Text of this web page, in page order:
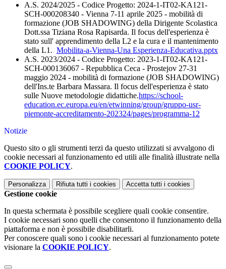
A.S. 2024/2025 - Codice Progetto: 2024-1-IT02-KA121-
SCH-000208340 - Vienna 7-11 aprile 2025 - mobilità di
formazione (JOB SHADOWING) della Dirigente Scolastica
Dott.ssa Tiziana Rosa Rapisarda. Il focus dell'esperienza è
stato sull' apprendimento della L2 e la cura e il mantenimento
della L1. Mobilita-a-Vienna-Una Esperienza-Educativa.pptx
A.S. 2023/2024 - Codice Progetto: 2023-1-IT02-KA121-
SCH-000136067 - Repubblica Ceca - Prostejov 27-31
maggio 2024 - mobilità di formazione (JOB SHADOWING)
dell'Ins.te Barbara Massara. Il focus dell'esperienza è stato
sulle Nuove metodologie didattiche.https://school-
education.ec.europa.eu/en/etwinning/group/gruppo-usr-
piemonte-accreditamento-202324/pages/programma-12
Notizie
Questo sito o gli strumenti terzi da questo utilizzati si avvalgono di
cookie necessari al funzionamento ed utili alle finalità illustrate nella
COOKIE POLICY.
Personalizza Rifiuta tutti i cookies Accetta tutti i cookies
Gestione cookie
In questa schermata è possibile scegliere quali cookie consentire.
I cookie necessari sono quelli che consentono il funzionamento della
piattaforma e non è possibile disabilitarli.
Per conoscere quali sono i cookie necessari al funzionamento potete
visionare la COOKIE POLICY.